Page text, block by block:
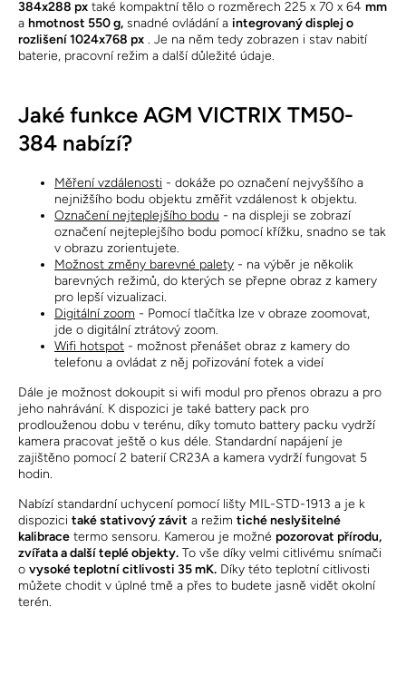
384x288 px také kompaktní tělo o rozměrech 225 x 70 x 64 mm
a hmotnost 550 g, snadné ovládání a integrovaný displej o
rozlišení 1024x768 px . Je na něm tedy zobrazen i stav nabití
baterie, pracovní režim a další důležité údaje.
Jaké funkce AGM VICTRIX TM50-
384 nabízí?
Měření vzdálenosti - dokáže po označení nejvyššího a
nejnižšího bodu objektu změřit vzdálenost k objektu.
Označení nejteplejšího bodu - na displeji se zobrazí
označení nejteplejšího bodu pomocí křížku, snadno se tak
v obrazu zorientujete.
Možnost změny barevné palety - na výběr je několik
barevných režimů, do kterých se přepne obraz z kamery
pro lepší vizualizaci.
Digitální zoom - Pomocí tlačítka lze v obraze zoomovat,
jde o digitální ztrátový zoom.
Wifi hotspot - možnost přenášet obraz z kamery do
telefonu a ovládat z něj pořizování fotek a videí
Dále je možnost dokoupit si wifi modul pro přenos obrazu a pro
jeho nahrávání. K dispozici je také battery pack pro
prodlouženou dobu v terénu, díky tomuto battery packu vydrží
kamera pracovat ještě o kus déle. Standardní napájení je
zajištěno pomocí 2 baterií CR23A a kamera vydrží fungovat 5
hodin.
Nabízí standardní uchycení pomocí lišty MIL-STD-1913 a je k
dispozici také stativový závit a režim tiché neslyšitelné
kalibrace termo sensoru. Kamerou je možné pozorovat přírodu,
zvířata a další teplé objekty. To vše díky velmi citlivému snímači
o vysoké teplotní citlivosti 35 mK. Díky této teplotní citlivosti
můžete chodit v úplné tmě a přes to budete jasně vidět okolní
terén.